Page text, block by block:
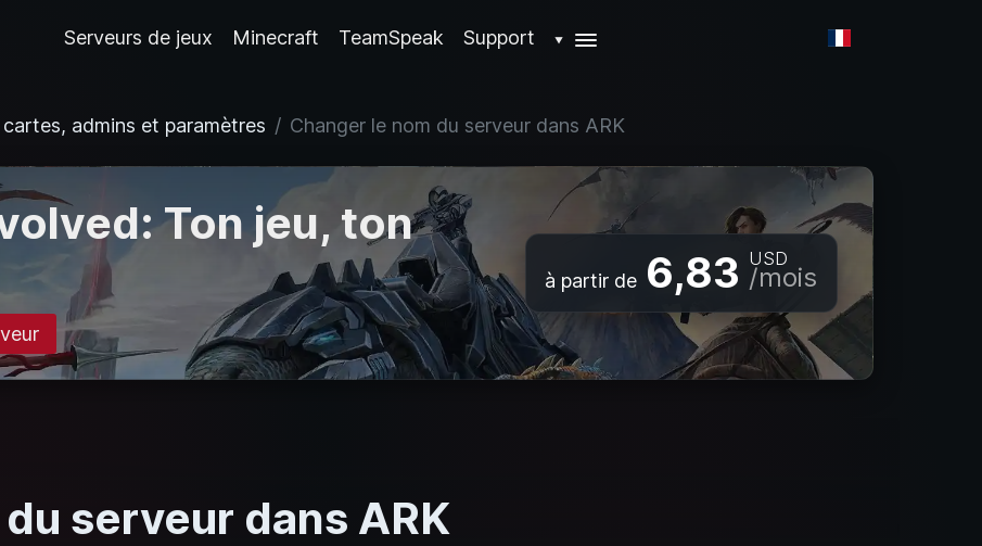
Serveurs de jeux Minecraft TeamSpeak Support ▼
admins et paramètres Changer le nom du serveur dans ARK
Ton jeu, ton
à partir de 6,83 USD
/mois
serveur dans ARK